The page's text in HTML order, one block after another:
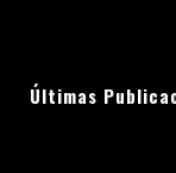
Últimas